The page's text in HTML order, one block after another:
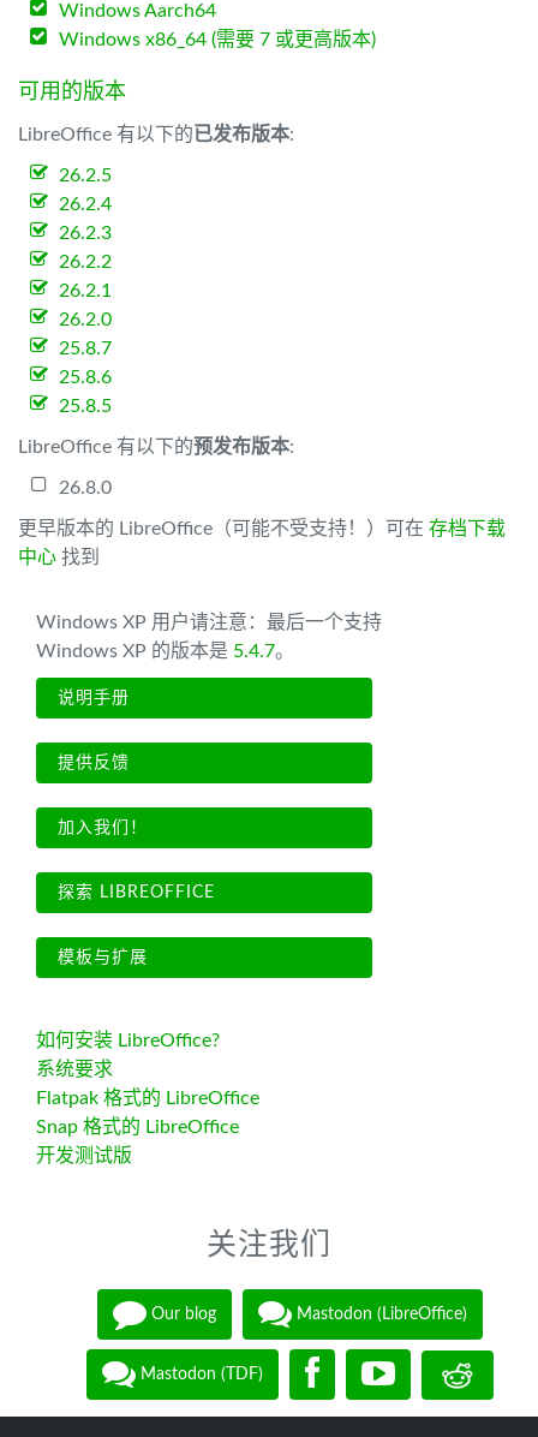
Windows Aarch64
Windows x86_64 (需要 7 或更高版本)
可用的版本
LibreOffice 有以下的已发布版本:
26.2.5
26.2.4
26.2.3
26.2.2
26.2.1
26.2.0
25.8.7
25.8.6
25.8.5
LibreOffice 有以下的预发布版本:
26.8.0
更早版本的 LibreOffice（可能不受支持！）可在 存档下载
中心 找到
Windows XP 用户请注意：最后一个支持
Windows XP 的版本是 5.4.7。
说明手册
提供反馈
加入我们！
探索 LIBREOFFICE
模板与扩展
如何安装 LibreOffice?
系统要求
Flatpak 格式的 LibreOffice
Snap 格式的 LibreOffice
开发测试版
关注我们
Our blog Mastodon (LibreOffice)
Mastodon (TDF)